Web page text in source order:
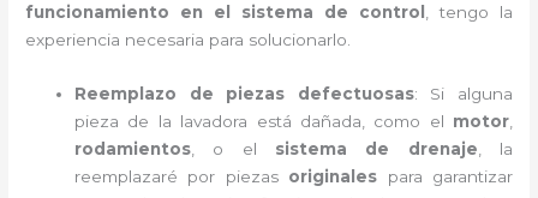
funcionamiento en el sistema de control
, tengo la
experiencia necesaria para solucionarlo.
Reemplazo de piezas defectuosas: Si alguna
pieza de la lavadora está dañada, como el motor,
rodamientos , o el sistema de drenaje , la
reemplazaré por piezas originales para garantizar